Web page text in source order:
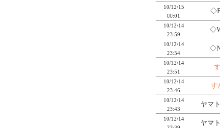
10/12/15
00:01
10/12/14
23:59
10/12/14
23:54
10/12/14
23:51
10/12/14
23:46
す
10/12/14
23:43
ヤマ
10/12/14
ヤマ